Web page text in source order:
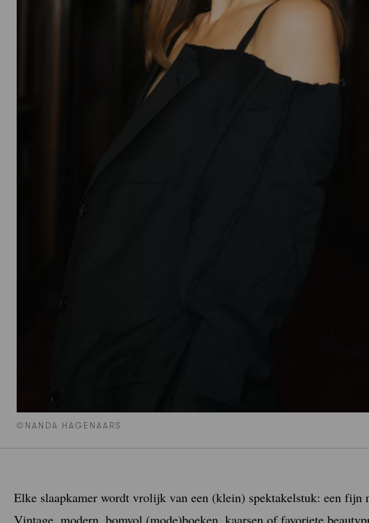
©NANDA HAGENAARS
Elke slaapkamer wordt vrolijk van een (klein) spektakelstuk: een fijn
Vintage, modern, bomvol (mode)boeken, kaarsen of favoriete